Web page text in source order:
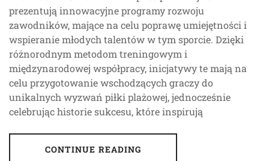
prezentują innowacyjne programy rozwoju
zawodników, mające na celu poprawę umiejętności i
wspieranie młodych talentów w tym sporcie. Dzięki
różnorodnym metodom treningowym i
międzynarodowej współpracy, inicjatywy te mają na
celu przygotowanie wschodzących graczy do
unikalnych wyzwań piłki plażowej, jednocześnie
celebrując historie sukcesu, które inspirują
CONTINUE READING